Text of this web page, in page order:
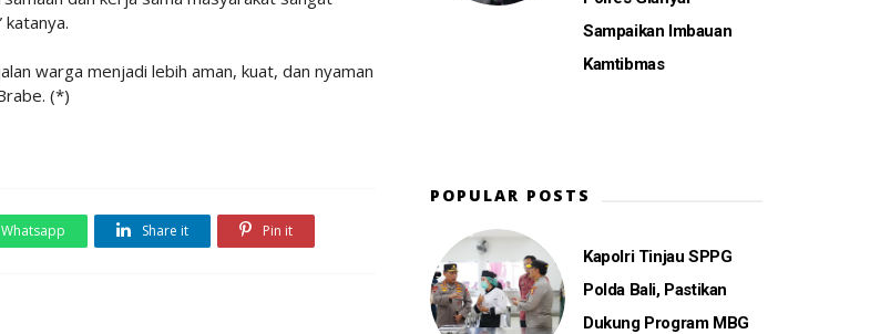
warga menjadi lebih aman, kuat, dan nyaman
(*)
Whatsapp Share it Pin it
Sampaikan Imbauan
Kamtibmas
POPULAR POSTS
Kapolri Tinjau SPPG
Polda Bali, Pastikan
Dukung Program MBG